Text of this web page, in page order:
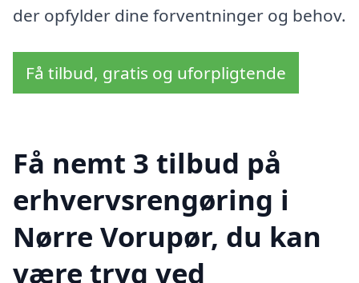
der opfylder dine forventninger og behov.
Få tilbud, gratis og uforpligtende
Få nemt 3 tilbud på
erhvervsrengøring i
Nørre Vorupør, du kan
være tryg ved